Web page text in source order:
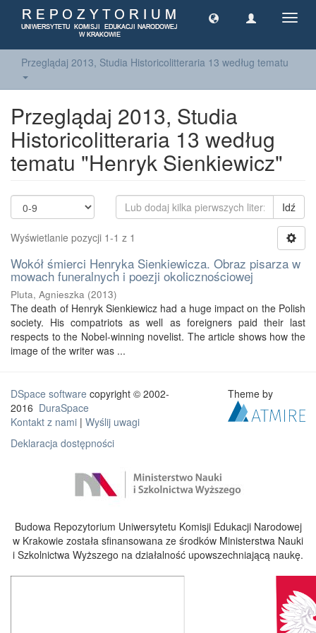
Przeglądaj 2013, Studia Historicolitteraria 13 według tematu
Przeglądaj 2013, Studia
Historicolitteraria 13 według
tematu "Henryk Sienkiewicz"
Idź
Wyświetlanie pozycji 1-1 z 1
Wokół śmierci Henryka Sienkiewicza. Obraz pisarza w
mowach funeralnych i poezji okolicznościowej
Pluta, Agnieszka (2013)
The death of Henryk Sienkiewicz had a huge impact on the Polish
society. His compatriots as well as foreigners paid their last
respects to the Nobel-winning novelist. The article shows how the
image of the writer was ...
DSpace software copyright © 2002-
2016 DuraSpace
Kontakt z nami | Wyślij uwagi
Deklaracja dostępności
Theme by
Budowa Repozytorium Uniwersytetu Komisji Edukacji Narodowej
w Krakowie została sfinansowana ze środków Ministerstwa Nauki
i Szkolnictwa Wyższego na działalność upowszechniającą naukę.